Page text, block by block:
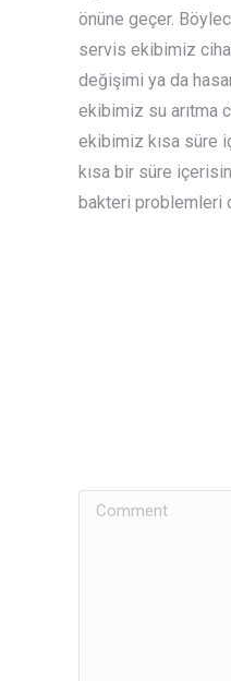
önüne geçer.
servis ekibimiz
değişimi ya da
ekibimiz su arıtma
ekibimiz kısa süre
kısa bir süre
bakteri problemleri
Comment